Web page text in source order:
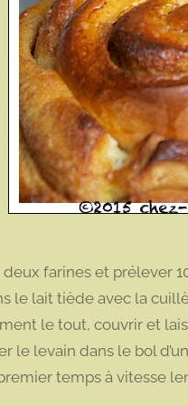
farines et prélever
le lait tiède avec la
le tout, couvrir et
le levain dans le bol
temps à vitesse